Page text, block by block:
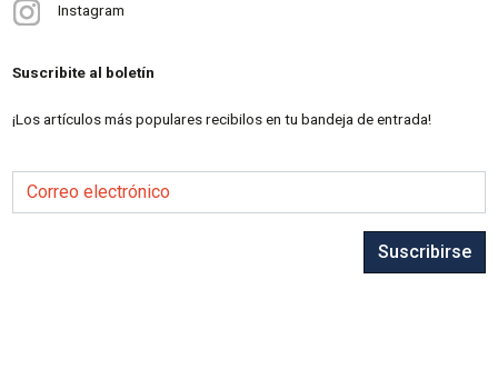
Instagram
Suscribite al boletín
¡Los artículos más populares recibilos en tu bandeja de entrada!
Correo electrónico
Suscribirse